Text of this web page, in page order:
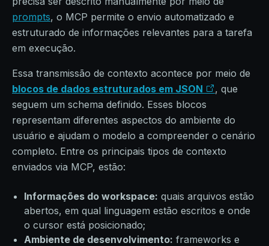
prompts, o MCP permite o envio automatizado e
estruturado de informações relevantes para a tarefa
em execução.
Essa transmissão de contexto acontece por meio de
blocos de dados estruturados em JSON
, que
seguem um schema definido. Esses blocos
representam diferentes aspectos do ambiente do
usuário e ajudam o modelo a compreender o cenário
completo. Entre os principais tipos de contexto
enviados via MCP, estão:
Informações do workspace: quais arquivos estão
abertos, em qual linguagem estão escritos e onde
o cursor está posicionado;
Ambiente de desenvolvimento: frameworks e